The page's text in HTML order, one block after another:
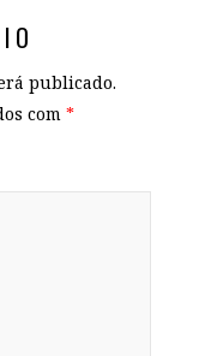
publicado.
com *